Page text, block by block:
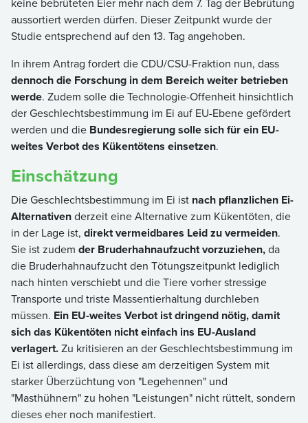
aussortiert werden dürfen. Dieser Zeitpunkt wurde der
Studie entsprechend auf den 13. Tag angehoben.
In ihrem Antrag fordert die CDU/CSU-Fraktion nun, dass
dennoch die Forschung in dem Bereich weiter betrieben
werde. Zudem solle die Technologie-Offenheit hinsichtlich
der Geschlechtsbestimmung im Ei auf EU-Ebene gefördert
werden und die Bundesregierung solle sich für ein EU-
weites Verbot des Kükentötens einsetzen.
Einschätzung
Die Geschlechtsbestimmung im Ei ist nach pflanzlichen Ei-
Alternativenderzeit eine Alternative zum Kükentöten, die
in der Lage ist, direkt vermeidbares Leid zu vermeiden.
Sie ist zudem der Bruderhahnaufzucht vorzuziehen,da
die Bruderhahnaufzucht den Tötungszeitpunkt lediglich
nach hinten verschiebt und die Tiere vorher stressige
Transporte und triste Massentierhaltung durchleben
müssen. Ein EU-weites Verbot ist dringend nötig, damit
sich das Kükentöten nicht einfach ins EU-Ausland
verlagert.Zu kritisieren an der Geschlechtsbestimmung im
Ei ist allerdings, dass diese am derzeitigen System mit
starker Überzüchtung von "Legehennen" und
"Masthühnern" zu hohen "Leistungen" nicht rüttelt, sondern
dieses eher noch manifestiert.